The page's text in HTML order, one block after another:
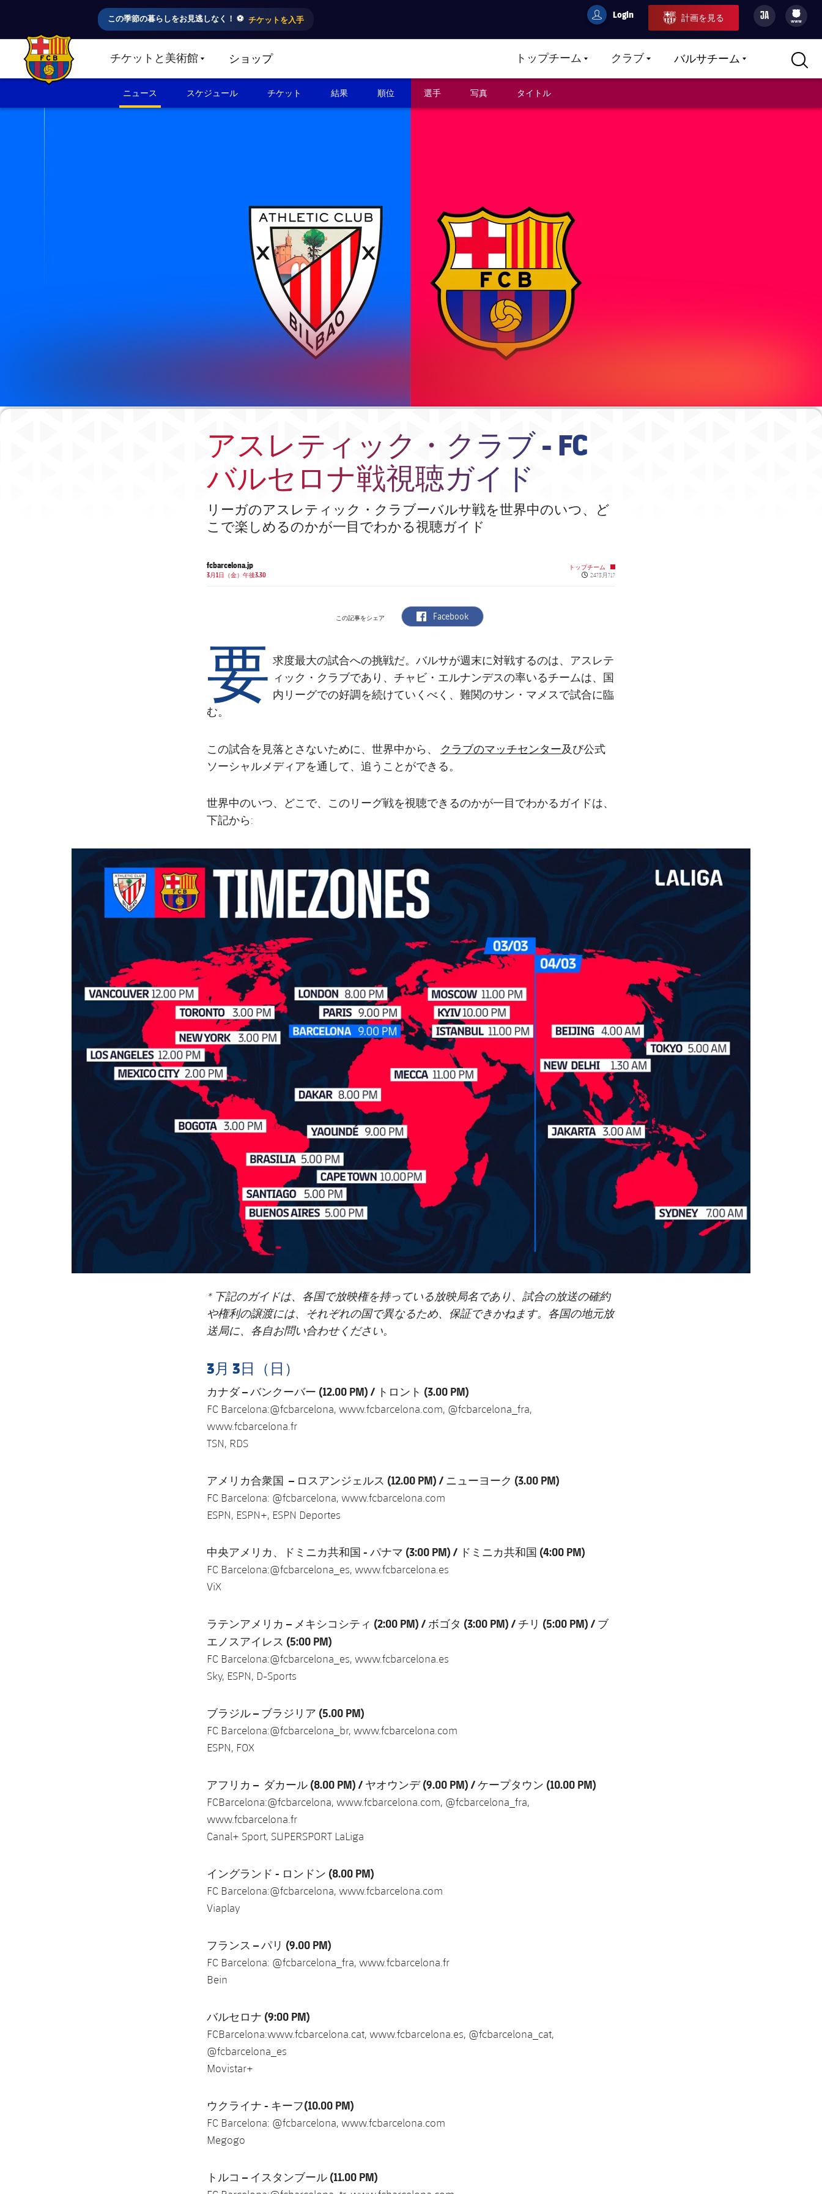
この季節の暮らしをお見逃しなく！ ⚽️ チケットを入手 userCulers
Login 計画を見る JA
filled-badge
www
FC Barcelona club badge チケットと美術館LABEL.SHARE.CARETDOWNショップ トップチームLABEL.ARIA.CARETDOWN
クラブLABEL.ARIA.CARETDOWN
バルサチームLABEL.ARIA.CARETDOWN
ニュース スケジュール チケット 結果 順位 選手 写真 タイトル
アスレティック・クラブ - FC
バルセロナ戦視聴ガイド
リーガのアスレティック・クラブーバルサ戦を世界中のいつ、ど
こで楽しめるのかが一目でわかる視聴ガイド
fcbarcelona.jp
3月1日（金）午後3.30
トップチーム
Published news
24?3月?1?
この記事をシェア label.aria.facebook
Facebook
要 求度最大の試合への挑戦だ。バルサが週末に対戦するのは、アスレテ
ィック・クラブであり、チャビ・エルナンデスの率いるチームは、国
内リーグでの好調を続けていくべく、難関のサン・マメスで試合に臨
む。
この試合を見落とさないために、世界中から、 クラブのマッチセンター及び公式
ソーシャルメディアを通して、追うことができる。
世界中のいつ、どこで、このリーグ戦を視聴できるのかが一目でわかるガイドは、
下記から:
* 下記のガイドは、各国で放映権を持っている放映局名であり、試合の放送の確約
や権利の譲渡には、それぞれの国で異なるため、保証できかねます。各国の地元放
送局に、各自お問い合わせください。
3月 3日（日）
カナダ – バンクーバー (12.00 PM) / トロント (3.00 PM)
FC Barcelona:@fcbarcelona, www.fcbarcelona.com, @fcbarcelona_fra,
www.fcbarcelona.fr
TSN, RDS
アメリカ合衆国 – ロスアンジェルス (12.00 PM) / ニューヨーク (3.00 PM)
FC Barcelona: @fcbarcelona, www.fcbarcelona.com
ESPN, ESPN+, ESPN Deportes
中央アメリカ、ドミニカ共和国 - パナマ (3:00 PM) / ドミニカ共和国 (4:00 PM)
FC Barcelona:@fcbarcelona_es, www.fcbarcelona.es
ViX
ラテンアメリカ – メキシコシティ (2:00 PM) / ボゴタ (3:00 PM) / チリ (5:00 PM) / ブ
エノスアイレス (5:00 PM)
FC Barcelona:@fcbarcelona_es, www.fcbarcelona.es
Sky, ESPN, D-Sports
ブラジル – ブラジリア (5.00 PM)
FC Barcelona:@fcbarcelona_br, www.fcbarcelona.com
ESPN, FOX
アフリカ – ダカール (8.00 PM) / ヤオウンデ(9.00 PM) /ケープタウン (10.00 PM)
FCBarcelona:@fcbarcelona, www.fcbarcelona.com, @fcbarcelona_fra,
www.fcbarcelona.fr
Canal+ Sport, SUPERSPORT LaLiga
イングランド - ロンドン (8.00 PM)
FC Barcelona:@fcbarcelona, www.fcbarcelona.com
Viaplay
フランス – パリ (9.00 PM)
FC Barcelona: @fcbarcelona_fra, www.fcbarcelona.fr
Bein
バルセロナ (9:00 PM)
FCBarcelona:www.fcbarcelona.cat, www.fcbarcelona.es, @fcbarcelona_cat,
@fcbarcelona_es
Movistar+
ウクライナ - キーフ(10.00 PM)
FC Barcelona: @fcbarcelona, www.fcbarcelona.com
Megogo
トルコ – イスタンブール (11.00 PM)